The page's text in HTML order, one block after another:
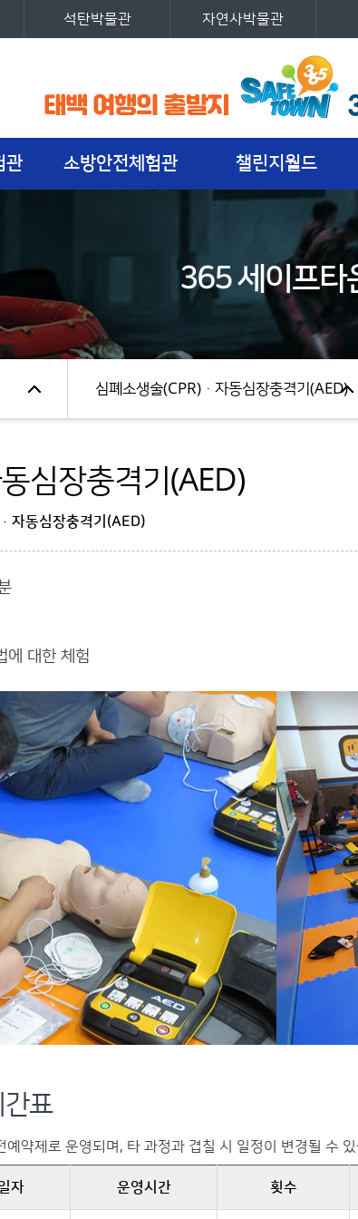
석탄박물관 자연사박물관
세계최초 안전체험테마파크 365세이
관 소방안전체험관 챌린지월드
365 세이프타
심폐소생술(CPR)ㆍ자동심장충격기(AED)
심장충격기(AED)
자동심장충격기(AED)
에 대한 체험
표
예약제로 운영되며, 타 과정과 겹칠 시 일정이 변경될 수
자 운영시간 횟수